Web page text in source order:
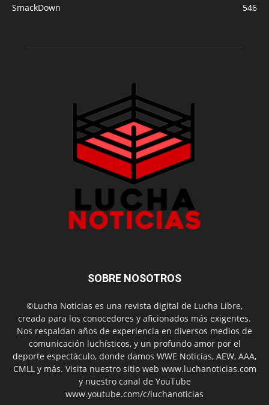
SmackDown
546
SOBRE NOSOTROS
©Lucha Noticias es una revista digital de Lucha Libre,
creada para los conocedores y aficionados más exigentes.
Nos respaldan años de experiencia en diversos medios de
comunicación luchísticos, y un profundo amor por el
deporte espectáculo, donde damos WWE Noticias, AEW, AAA,
CMLL y más. Visita nuestro sitio web www.luchanoticias.com
y nuestro canal de YouTube
www.youtube.com/c/luchanoticias